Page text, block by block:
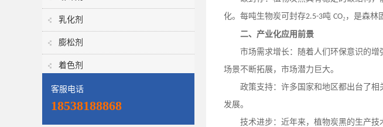
乳化剂
膨松剂
着色剂
客服电话
18538188868
化。每吨生物炭可封存2.5-3吨 CO₂，是森林
二、产业化应用前景
市场需求增长：随着人们环保意识的
场景不断拓展，市场潜力巨大。
政策支持：许多国家和地区都出台了
发展。
技术进步：近年来，植物炭黑的生产